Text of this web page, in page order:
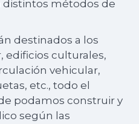
distintos métodos de
destinados a los
edificios culturales,
vehicular,
etc., todo el
podamos construir y
según las